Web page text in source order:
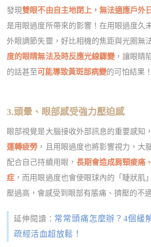
發現雙眼不由自主地閉上，無法適應戶外
是用眼過度所帶來的影響！在用眼過度久
外眼調節失靈，好比相機的焦距與光圈無
度的眼睛無法及時反應光線驟變 ，讓眼睛
的話甚至可能導致黃斑部病變的可怕結果！
3.頭暈、眼部感受強力壓迫感
眼部視覺是大腦接收外部訊息的重要感知
運轉疲勞 ，且用眼過度也將影響視力，大
配合自己持續用眼， 長期會造成肩頸痠痛
症 ，而用眼過度也會使眼球內的「睫狀肌
壓過高，會感受到眼部有脹痛、擠壓的不
延伸閱讀： 常常頭痛怎麼辦？4個緩
疏經活血超放鬆！